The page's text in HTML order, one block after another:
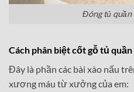
Đóng tủ quần
Cách phân biệt cốt gỗ tủ
Đây là phần các bài xào nấu
xương máu từ xưởng của em: